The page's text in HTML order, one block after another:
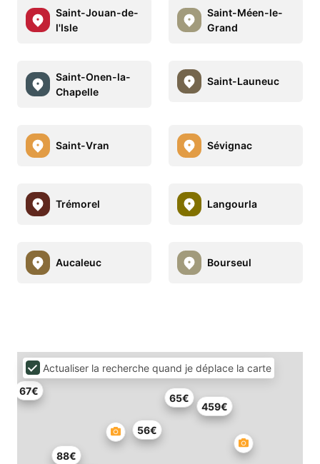
Saint-Jouan-de-
l'Isle
Saint-Méen-le-
Grand
Saint-Onen-la-
Chapelle
Saint-Launeuc
Saint-Vran Sévignac
Trémorel Langourla
Aucaleuc Bourseul
88€
459€
56€
67€
65€
Actualiser la recherche quand je déplace la carte